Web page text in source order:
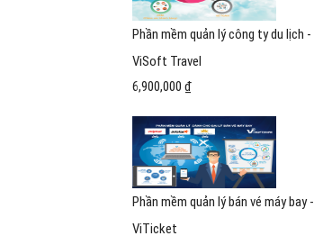
Phần mềm quản lý công ty du lịch -
ViSoft Travel
6,900,000 ₫
Phần mềm quản lý bán vé máy bay -
ViTicket